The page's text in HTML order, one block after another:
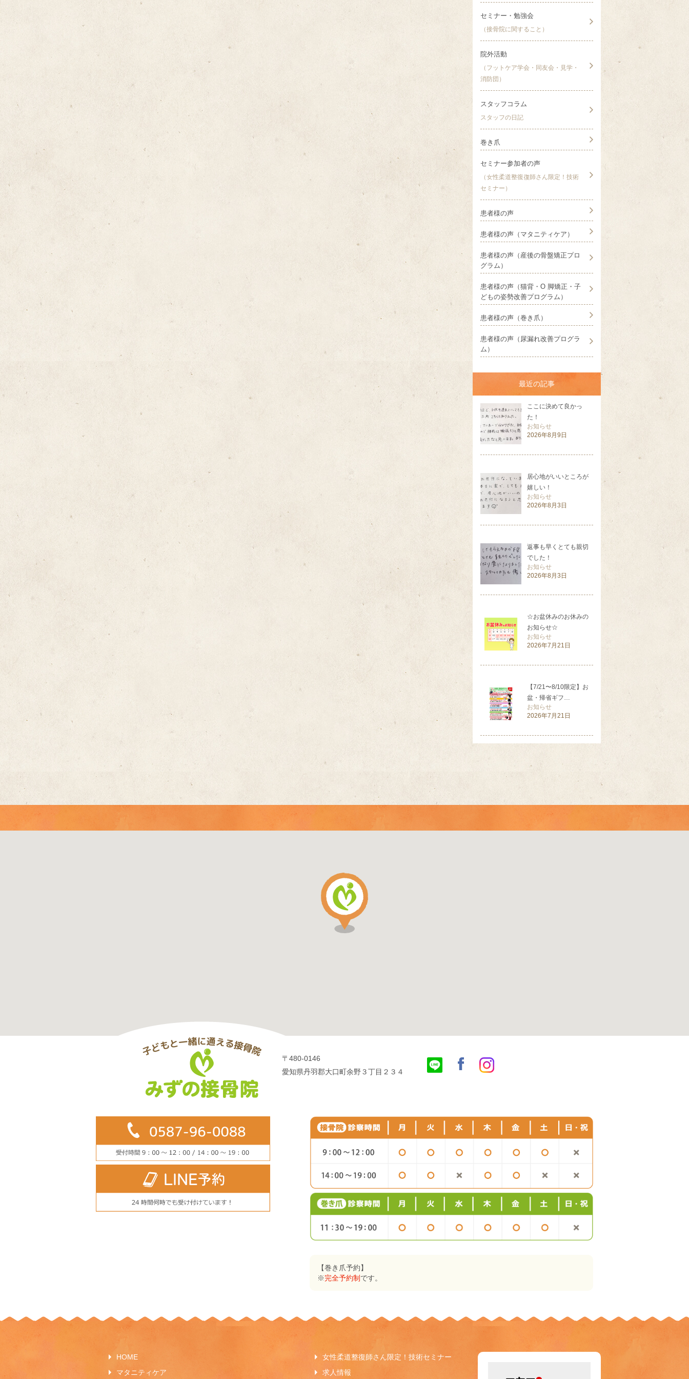
セミナー・勉強会
（接骨院に関すること）
院外活動
（フットケア学会・同友会・見学・
消防団）
スタッフコラム
スタッフの日記
巻き爪
セミナー参加者の声
（女性柔道整復復師さん限定！技術
セミナー）
患者様の声
患者様の声（マタニティケア）
患者様の声（産後の骨盤矯正プロ
グラム）
患者様の声（猫背・O 脚矯正・子
どもの姿勢改善プログラム）
患者様の声（巻き爪）
患者様の声（尿漏れ改善プログラ
ム）
最近の記事
ここに決めて良かっ
た！
お知らせ
2026年8月9日
居心地がいいところが
嬉しい！
お知らせ
2026年8月3日
返事も早くとても親切
でした！
お知らせ
2026年8月3日
☆お盆休みのお休みの
お知らせ☆
お知らせ
2026年7月21日
【7/21〜8/10限定】お
盆・帰省ギフ…
お知らせ
2026年7月21日
〒480-0146
愛知県丹羽郡大口町余野３丁目２３４
【巻き爪予約】
※完全予約制 です。
HOME
マタニティケア
女性柔道整復師さん限定！技術セミナー
求人情報